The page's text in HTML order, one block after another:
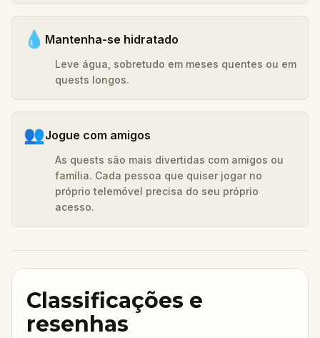
💧 Mantenha-se hidratado
Leve água, sobretudo em meses quentes ou em
quests longos.
👥Jogue com amigos
As quests são mais divertidas com amigos ou
família. Cada pessoa que quiser jogar no
próprio telemóvel precisa do seu próprio
acesso.
Classificações e
resenhas